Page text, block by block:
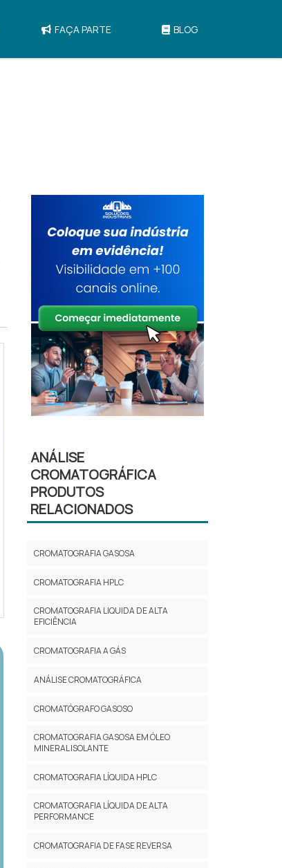
FAÇA PARTE BLOG
ANÁLISE
CROMATOGRÁFICA
PRODUTOS
RELACIONADOS
CROMATOGRAFIA GASOSA
CROMATOGRAFIA HPLC
CROMATOGRAFIA LIQUIDA DE ALTA
EFICIÊNCIA
CROMATOGRAFIA A GÁS
ANÁLISE CROMATOGRÁFICA
CROMATÓGRAFO GASOSO
CROMATOGRAFIA GASOSA EM ÓLEO
MINERAL ISOLANTE
CROMATOGRAFIA LÍQUIDA HPLC
CROMATOGRAFIA LÍQUIDA DE ALTA
PERFORMANCE
CROMATOGRAFIA DE FASE REVERSA